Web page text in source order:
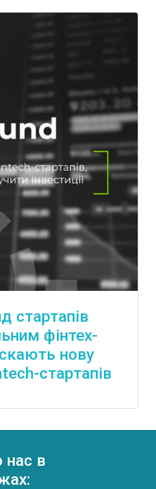
стартапів
фінтех-
нову
стартапів
нас в